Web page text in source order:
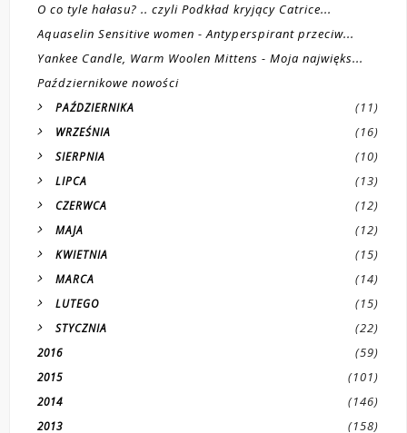
O co tyle hałasu? .. czyli Podkład kryjący Catrice...
Aquaselin Sensitive women - Antyperspirant przeciw...
Yankee Candle, Warm Woolen Mittens - Moja najwięks...
Październikowe nowości
PAŹDZIERNIKA (11)
WRZEŚNIA (16)
SIERPNIA (10)
LIPCA (13)
CZERWCA (12)
MAJA (12)
KWIETNIA (15)
MARCA (14)
LUTEGO (15)
STYCZNIA (22)
2016 (59)
2015 (101)
2014 (146)
2013 (158)